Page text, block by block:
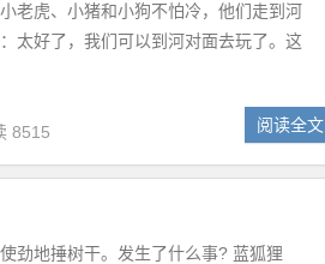
老虎、小猪和小狗不怕冷，他们走到河
好了，我们可以到河对面去玩了。这
8515 阅读全文
劲地捶树干。发生了什么事? 蓝狐狸